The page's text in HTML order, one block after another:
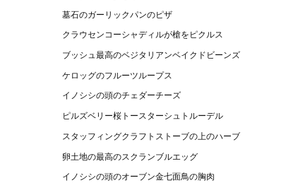
墓石のガーリックパンのピザ
クラウセンコーシャディルが槍をピクルス
ブッシュ最高のベジタリアンベイクドビーンズ
ケロッグのフルーツループス
イノシシの頭のチェダーチーズ
ピルズベリー桜トースターシュトルーデル
スタッフィングクラフトストーブの上のハーブ
卵土地の最高のスクランブルエッグ
イノシシの頭のオーブン金七面鳥の胸肉